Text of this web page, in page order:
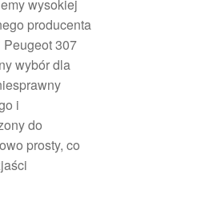
wysokiej
producenta
307
wybór dla
i
do
prosty, co